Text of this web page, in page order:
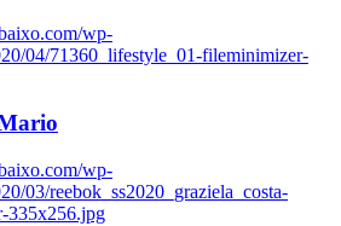
wp-
04/71360_lifestyle_01-fileminimizer-
wp-
03/reebok_ss2020_graziela_costa-
335x256.jpg